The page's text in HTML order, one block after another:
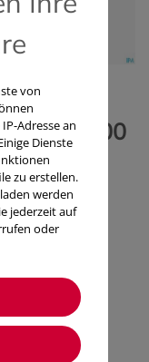
C 400
von
Adresse an
Dienste
zu erstellen.
werden
jederzeit auf
oder